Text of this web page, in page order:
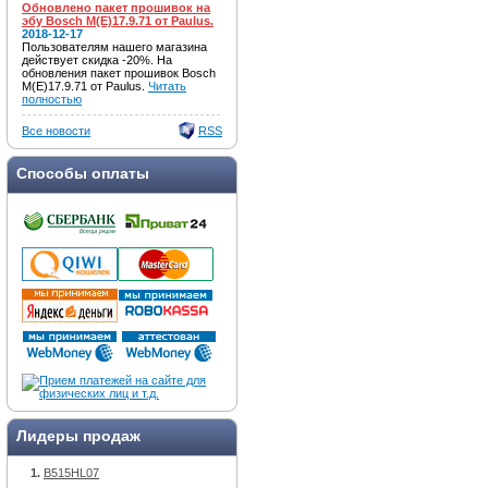
Обновлено пакет прошивок на
эбу Bosch M(E)17.9.71 от Paulus.
2018-12-17
Пользователям нашего магазина
действует скидка -20%. На
обновления пакет прошивок Bosch
M(E)17.9.71 от Paulus. Читать
полностью
Все новости RSS
Способы оплаты
Лидеры продаж
B515HL07